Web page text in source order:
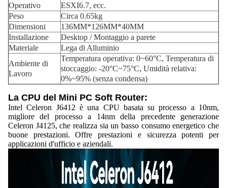
Operativo
ESXI6.7, ecc.
Peso
Circa 0.65kg
Dimensioni
136MM*126MM*40MM
Installazione
Desktop / Montaggio a parete
Materiale
Lega di Alluminio
Ambiente di
Lavoro
Temperatura operativa: 0~60°C, Temperatura di
stoccaggio: -20°C~75°C, Umidità relativa:
0%~95% (senza condensa)
La CPU del Mini PC Soft Router:
Intel Celeron J6412 è una CPU basata su processo a 10nm,
migliore del processo a 14nm della precedente generazione
Celeron J4125, che realizza sia un basso consumo energetico che
buone prestazioni. Offre prestazioni e sicurezza potenti per
applicazioni d'ufficio e aziendali.